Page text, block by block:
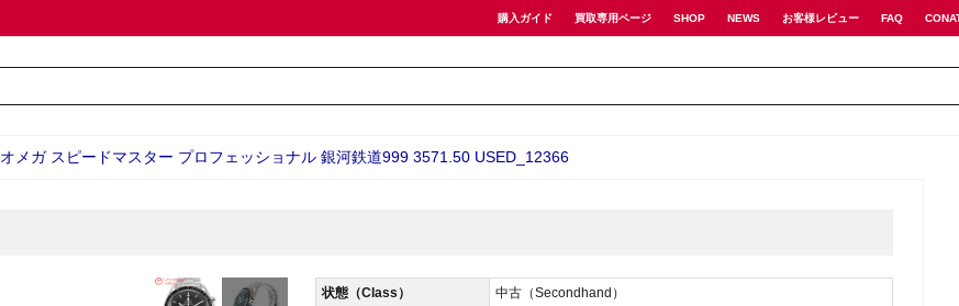
購入ガイド 買取専用ページ SHOP NEWS お客様レビュー FAQ
オメガ スピードマスター プロフェッショナル 銀河鉄道999 3571.50 USED_12366
状態（Class）
中古（Secondhand）